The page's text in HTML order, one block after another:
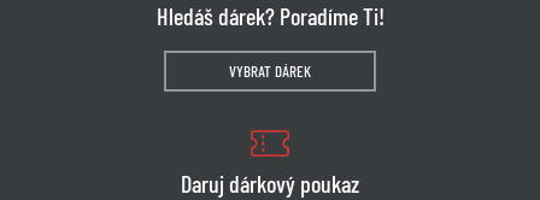
Hledáš dárek? Poradíme Ti!
VYBRAT DÁREK
Daruj dárkový poukaz